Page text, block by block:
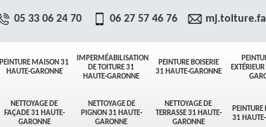
PEINTURE MAISON 31
HAUTE-GARONNE
IMPERMÉABILISATION
DE TOITURE 31
HAUTE-GARONNE
PEINTURE BOISERIE
31 HAUTE-GARONNE
NETTOYAGE DE
FAÇADE 31 HAUTE-
GARONNE
NETTOYAGE DE
PIGNON 31 HAUTE-
GARONNE
NETTOYAGE DE
TERRASSE 31 HAUTE-
GARONNE
PEINTURE
31
05 33 06 24 70 06 27 57 46 76